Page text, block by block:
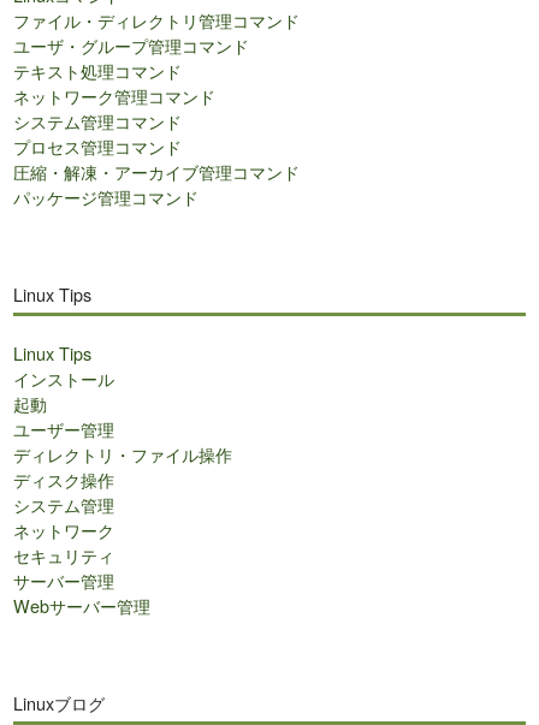
ファイル・ディレクトリ管理コマンド
ユーザ・グループ管理コマンド
テキスト処理コマンド
ネットワーク管理コマンド
システム管理コマンド
プロセス管理コマンド
圧縮・解凍・アーカイブ管理コマンド
パッケージ管理コマンド
Linux Tips
Linux Tips
インストール
起動
ユーザー管理
ディレクトリ・ファイル操作
ディスク操作
システム管理
ネットワーク
セキュリティ
サーバー管理
Webサーバー管理
Linuxブログ